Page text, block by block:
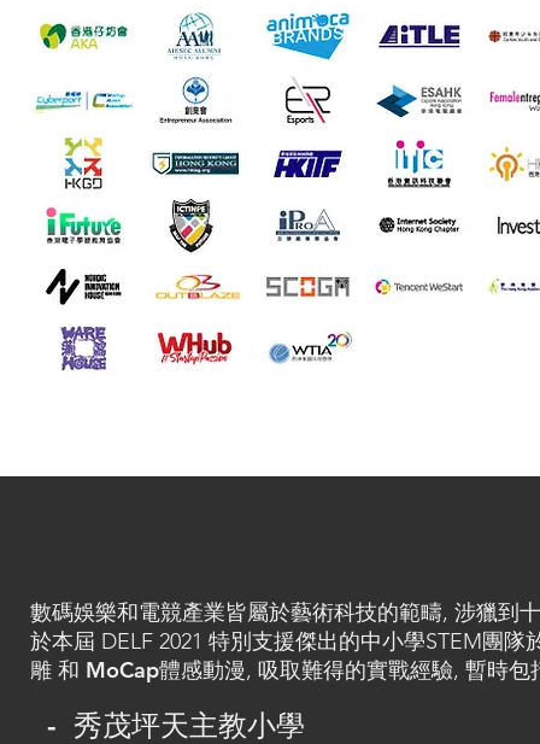
數碼娛樂和電競產業皆屬於藝術科技的範疇, 涉獵到
於本屆 DELF 2021 特別支援傑出的中小學STEM團隊
雕 和 MoCap體感動漫, 吸取難得的實戰經驗, 暫時包
- 秀茂坪天主教小學